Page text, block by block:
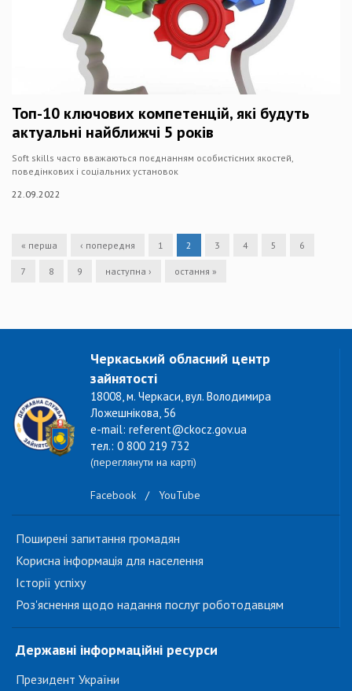
Топ-10 ключових компетенцій, які будуть
актуальні найближчі 5 років
Soft skills часто вважаються поєднанням особистісних якостей,
поведінкових і соціальних установок
22.09.2022
« перша ‹ попередня 1 2 3 4 5 6
7 8 9 наступна › остання »
Черкаський обласний центр
зайнятості
18008, м. Черкаси, вул. Володимира
Ложешнікова, 56
e-mail: referent@ckocz.gov.ua
тел.: 0 800 219 732
(переглянути на карті)
Facebook / YouTube
Поширені запитання громадян
Корисна інформація для населення
Історії успіху
Роз'яснення щодо надання послуг роботодавцям
Державні інформаційні ресурси
Президент України